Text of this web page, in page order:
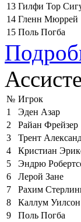
13 Гилфи Тор
14 Гленн Мюррей
15 Поль Погба
№ Игрок
1
Эден Азар
2
Райан Фрейзер
3
Трент
4
Кристиан
5
Эндрю
6
Лерой Зане
7
Рахим
8
Каллум Уилсон
9
Поль Погба